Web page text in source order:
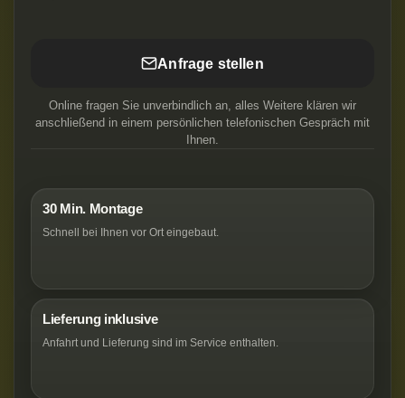
Anfrage stellen
Online fragen Sie unverbindlich an, alles Weitere klären wir
anschließend in einem persönlichen telefonischen Gespräch mit
Ihnen.
30 Min. Montage
Schnell bei Ihnen vor Ort eingebaut.
Lieferung inklusive
Anfahrt und Lieferung sind im Service enthalten.